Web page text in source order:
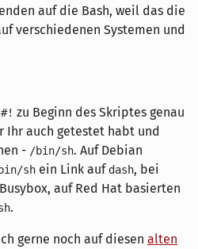
auf die Bash, weil das die
verschiedenen Systemen und
#! zu Beginn des Skriptes genau
auch getestet habt und
- /bin/sh. Auf Debian
sh ein Link aufdash, bei
auf Red Hat basierten
.
gerne noch auf diesen alten